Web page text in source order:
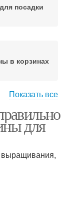
посадки
в корзинах
Показать все
для
выращивания,